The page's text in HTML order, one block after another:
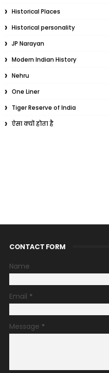
Historical Places
Historical personality
JP Narayan
Modern Indian History
Nehru
One Liner
Tiger Reserve of India
ऐसा क्यों होता है
CONTACT FORM
Name
Email *
Message *